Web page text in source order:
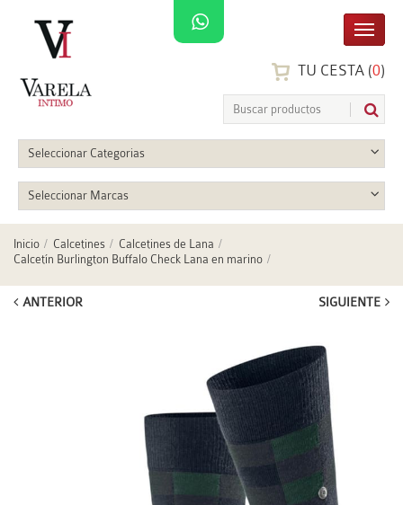
TU CESTA (0)
Seleccionar Categorias
Seleccionar Marcas
Inicio Calcetines
Calcetines de Lana
Calcetín Burlington Buffalo Check Lana en marino
ANTERIOR SIGUIENTE